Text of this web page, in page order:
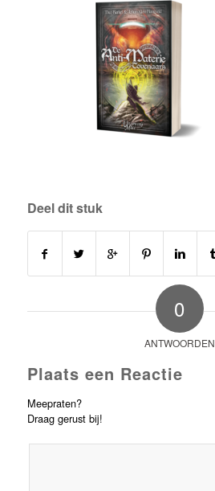
Deel dit stuk
0
ANTWOORDEN
Plaats een Reactie
Meepraten?
Draag gerust bij!